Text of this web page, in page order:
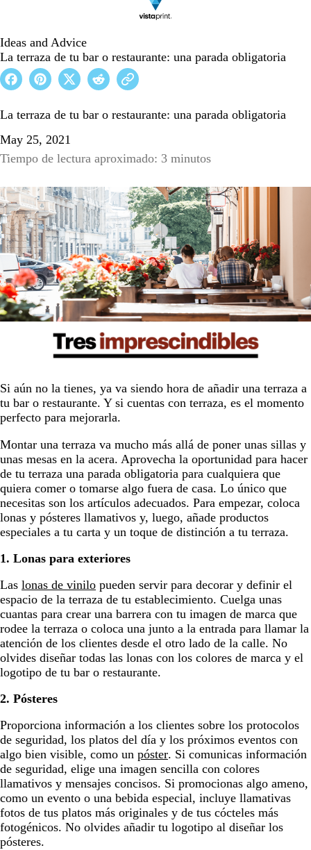
Ideas and Advice
La terraza de tu bar o restaurante: una parada obligatoria
La terraza de tu bar o restaurante: una parada obligatoria
May 25, 2021
Tiempo de lectura aproximado: 3 minutos
Si aún no la tienes, ya va siendo hora de añadir una terraza a
tu bar o restaurante. Y si cuentas con terraza, es el momento
perfecto para mejorarla.
Montar una terraza va mucho más allá de poner unas sillas y
unas mesas en la acera. Aprovecha la oportunidad para hacer
de tu terraza una parada obligatoria para cualquiera que
quiera comer o tomarse algo fuera de casa. Lo único que
necesitas son los artículos adecuados. Para empezar, coloca
lonas y pósteres llamativos y, luego, añade productos
especiales a tu carta y un toque de distinción a tu terraza.
1. Lonas para exteriores
Las lonas de vinilo pueden servir para decorar y definir el
espacio de la terraza de tu establecimiento. Cuelga unas
cuantas para crear una barrera con tu imagen de marca que
rodee la terraza o coloca una junto a la entrada para llamar la
atención de los clientes desde el otro lado de la calle. No
olvides diseñar todas las lonas con los colores de marca y el
logotipo de tu bar o restaurante.
2. Pósteres
Proporciona información a los clientes sobre los protocolos
de seguridad, los platos del día y los próximos eventos con
algo bien visible, como un póster. Si comunicas información
de seguridad, elige una imagen sencilla con colores
llamativos y mensajes concisos. Si promocionas algo ameno,
como un evento o una bebida especial, incluye llamativas
fotos de tus platos más originales y de tus cócteles más
fotogénicos. No olvides añadir tu logotipo al diseñar los
pósteres.